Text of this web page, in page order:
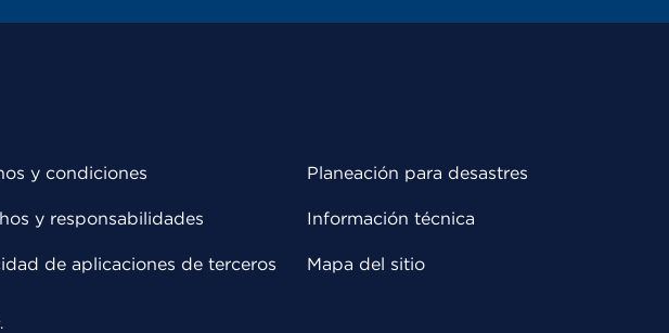
y condiciones
y responsabilidades
de aplicaciones de terceros
Planeación para desastres
Información técnica
Mapa del sitio